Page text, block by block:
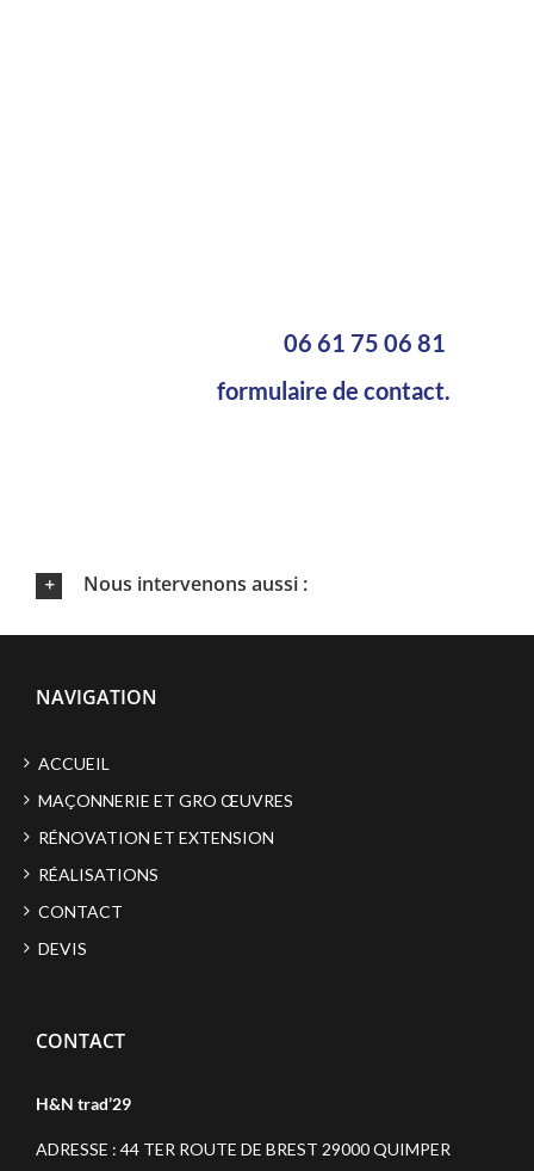
06 61 75 06 81
formulaire de contact.
Nous intervenons aussi :
NAVIGATION
ACCUEIL
MAÇONNERIE ET GRO ŒUVRES
RÉNOVATION ET EXTENSION
RÉALISATIONS
CONTACT
DEVIS
CONTACT
H&N trad’29
ADRESSE : 44 TER ROUTE DE BREST 29000 QUIMPER